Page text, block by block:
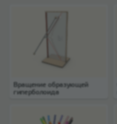
Вращение образующей
гиперболоида